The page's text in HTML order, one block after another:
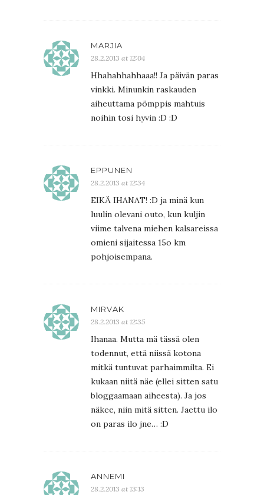
MARJIA
28.2.2013 at 12:04
Hhahahhahhaaa!! Ja päivän paras
vinkki. Minunkin raskauden
aiheuttama pömppis mahtuis
noihin tosi hyvin :D :D
EPPUNEN
28.2.2013 at 12:34
EIKÄ IHANAT! :D ja minä kun
luulin olevani outo, kun kuljin
viime talvena miehen kalsareissa
omieni sijaitessa 15o km
pohjoisempana.
MIRVAK
28.2.2013 at 12:35
Ihanaa. Mutta mä tässä olen
todennut, että niissä kotona
mitkä tuntuvat parhaimmilta. Ei
kukaan niitä näe (ellei sitten satu
bloggaamaan aiheesta). Ja jos
näkee, niin mitä sitten. Jaettu ilo
on paras ilo jne… :D
ANNEMI
28.2.2013 at 13:13